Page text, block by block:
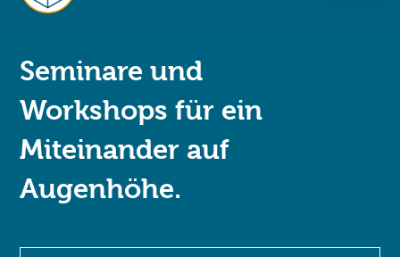
Seminare und
Workshops für ein
Miteinander auf
Augenhöhe.